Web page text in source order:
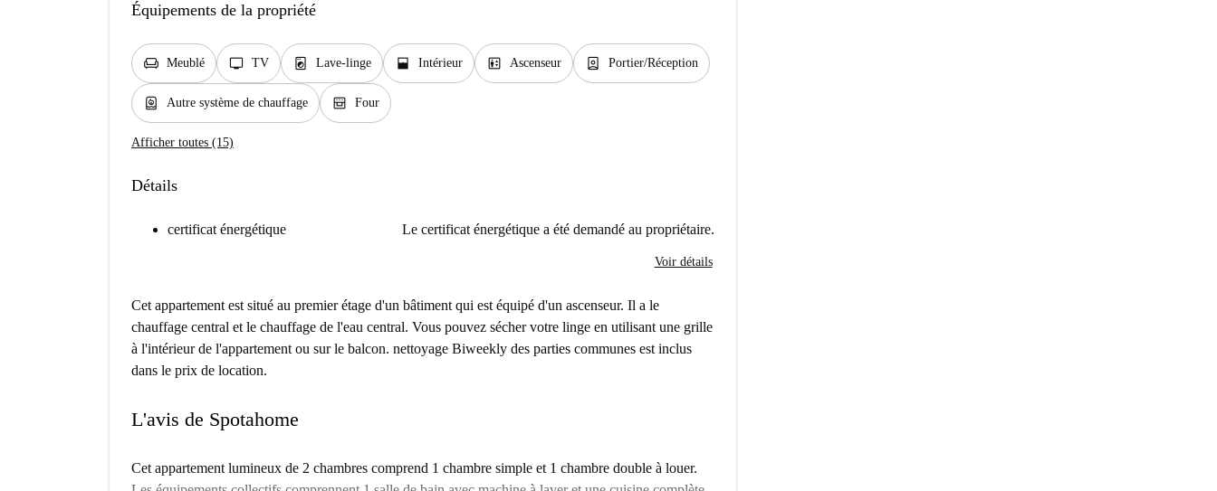
Équipements de la propriété
chair Meublé tv TV local_laundry_service Lave-linge window_open Intérieur elevator Ascenseur person_book Portier/Réception
water_heater Autre système de chauffage oven_gen Four
Afficher toutes (15)
Détails
certificat énergétique Le certificat énergétique a été demandé au propriétaire.
Voir détails
Cet appartement est situé au premier étage d'un bâtiment qui est équipé d'un ascenseur. Il a le
chauffage central et le chauffage de l'eau central. Vous pouvez sécher votre linge en utilisant une grille
à l'intérieur de l'appartement ou sur le balcon. nettoyage Biweekly des parties communes est inclus
dans le prix de location.
L'avis de Spotahome
Cet appartement lumineux de 2 chambres comprend 1 chambre simple et 1 chambre double à louer.